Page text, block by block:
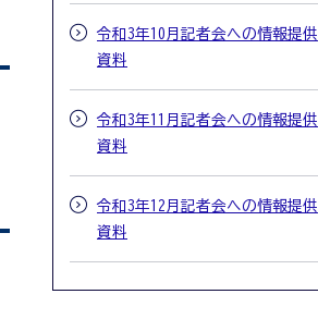
令和3年10月記者会への情報提供
資料
令和3年11月記者会への情報提供
資料
令和3年12月記者会への情報提供
資料